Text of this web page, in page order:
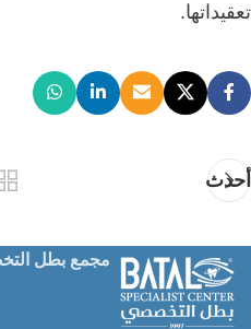
تعقيداتها.
أحدث
مجمع بطل